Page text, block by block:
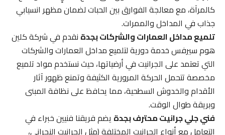
كالمرآة، مع معالجة الفوارق بين الحبات لضمان مظهر انسيابي
جذاب في المداخل والممرات.
تلميع مداخل العمارات والشركات بجدةنقدم في شركة كلين
هوم سيرفس خدمة دورية لتلميع مداخل العمارات والشركات
التي تعتمد على الجرانيت في أرضياتها، حيث نستخدم مواد تلميع
مخصصة تتحمل الحركة المرورية الكثيفة وتمنع ظهور آثار
الأقدام والخدوش السطحية، مما يحافظ على نظافة المبنى
وبريقة طوال الوقت.
فني جلي جرانيت محترف بجدةيضم فريقنا فنيين خبراء في
التعامل مع أنواع الجرانيت المختلفة (مثل الجرانيت النجراني،